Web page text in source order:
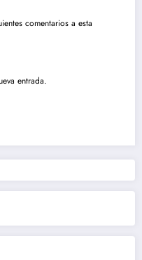
comentarios a esta
entrada.